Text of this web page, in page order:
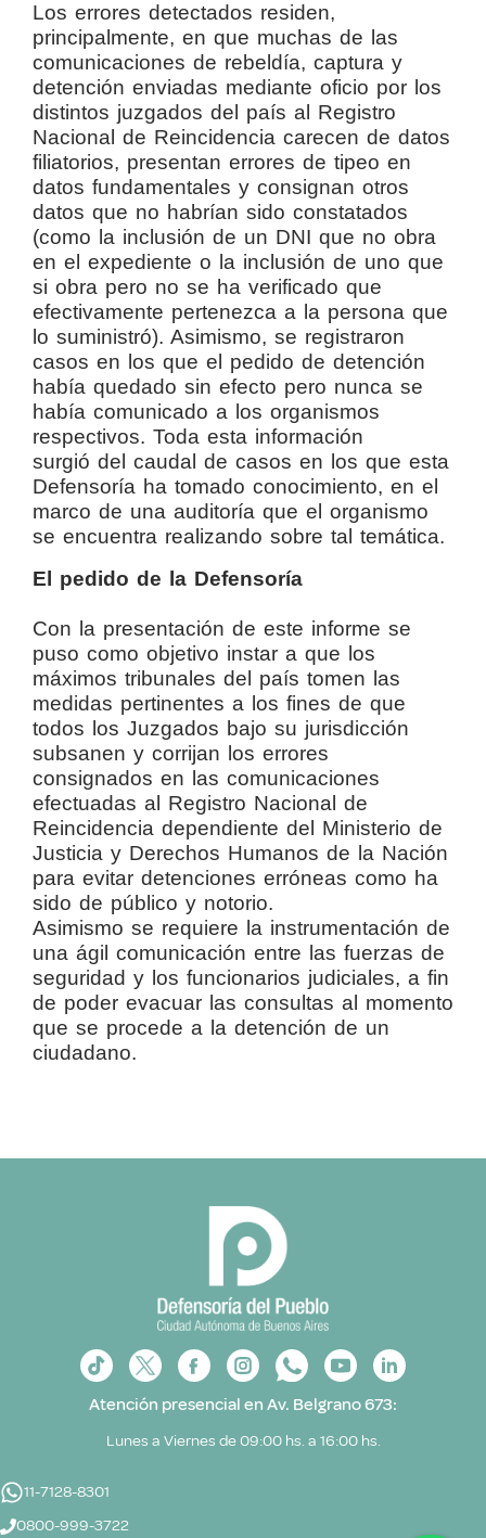
Los errores detectados residen,
principalmente, en que muchas de las
comunicaciones de rebeldía, captura y
detención enviadas mediante oficio por los
distintos juzgados del país al Registro
Nacional de Reincidencia carecen de datos
filiatorios, presentan errores de tipeo en
datos fundamentales y consignan otros
datos que no habrían sido constatados
(como la inclusión de un DNI que no obra
en el expediente o la inclusión de uno que
si obra pero no se ha verificado que
efectivamente pertenezca a la persona que
lo suministró). Asimismo, se registraron
casos en los que el pedido de detención
había quedado sin efecto pero nunca se
había comunicado a los organismos
respectivos. Toda esta información
surgió del caudal de casos en los que esta
Defensoría ha tomado conocimiento, en el
marco de una auditoría que el organismo
se encuentra realizando sobre tal temática.
El pedido de la Defensoría
Con la presentación de este informe se
puso como objetivo instar a que los
máximos tribunales del país tomen las
medidas pertinentes a los fines de que
todos los Juzgados bajo su jurisdicción
subsanen y corrijan los errores
consignados en las comunicaciones
efectuadas al Registro Nacional de
Reincidencia dependiente del Ministerio de
Justicia y Derechos Humanos de la Nación
para evitar detenciones erróneas como ha
sido de público y notorio.
Asimismo se requiere la instrumentación de
una ágil comunicación entre las fuerzas de
seguridad y los funcionarios judiciales, a fin
de poder evacuar las consultas al momento
que se procede a la detención de un
ciudadano.
Atención presencial en Av. Belgrano 673:
Lunes a Viernes de 09:00 hs. a 16:00 hs.
11-7128-8301
0800-999-3722